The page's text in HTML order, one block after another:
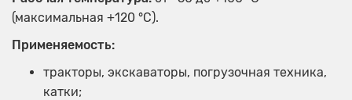
(максимальная +120 °С).​
Применяемость:
тракторы, экскаваторы, погрузочная техника,
катки;